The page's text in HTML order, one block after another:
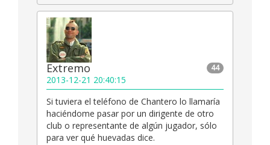
44
Extremo
2013-12-21 20:40:15
Si tuviera el teléfono de Chantero lo llamaría
haciéndome pasar por un dirigente de otro
club o representante de algún jugador, sólo
para ver qué huevadas dice.